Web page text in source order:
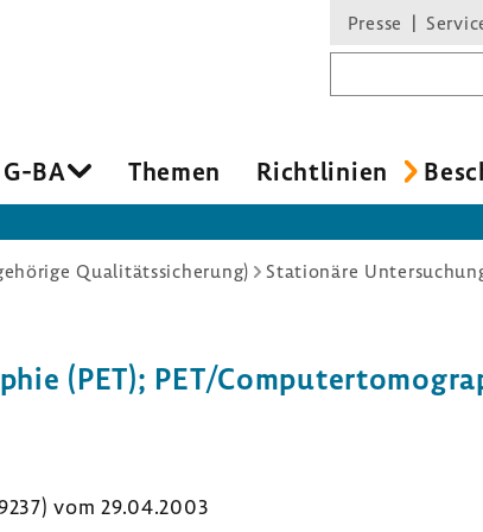
Presse
BA Themen Richt­li­nien
Qualitätssicherung) Stationäre
(PET); PET/
vom 29.04.2003